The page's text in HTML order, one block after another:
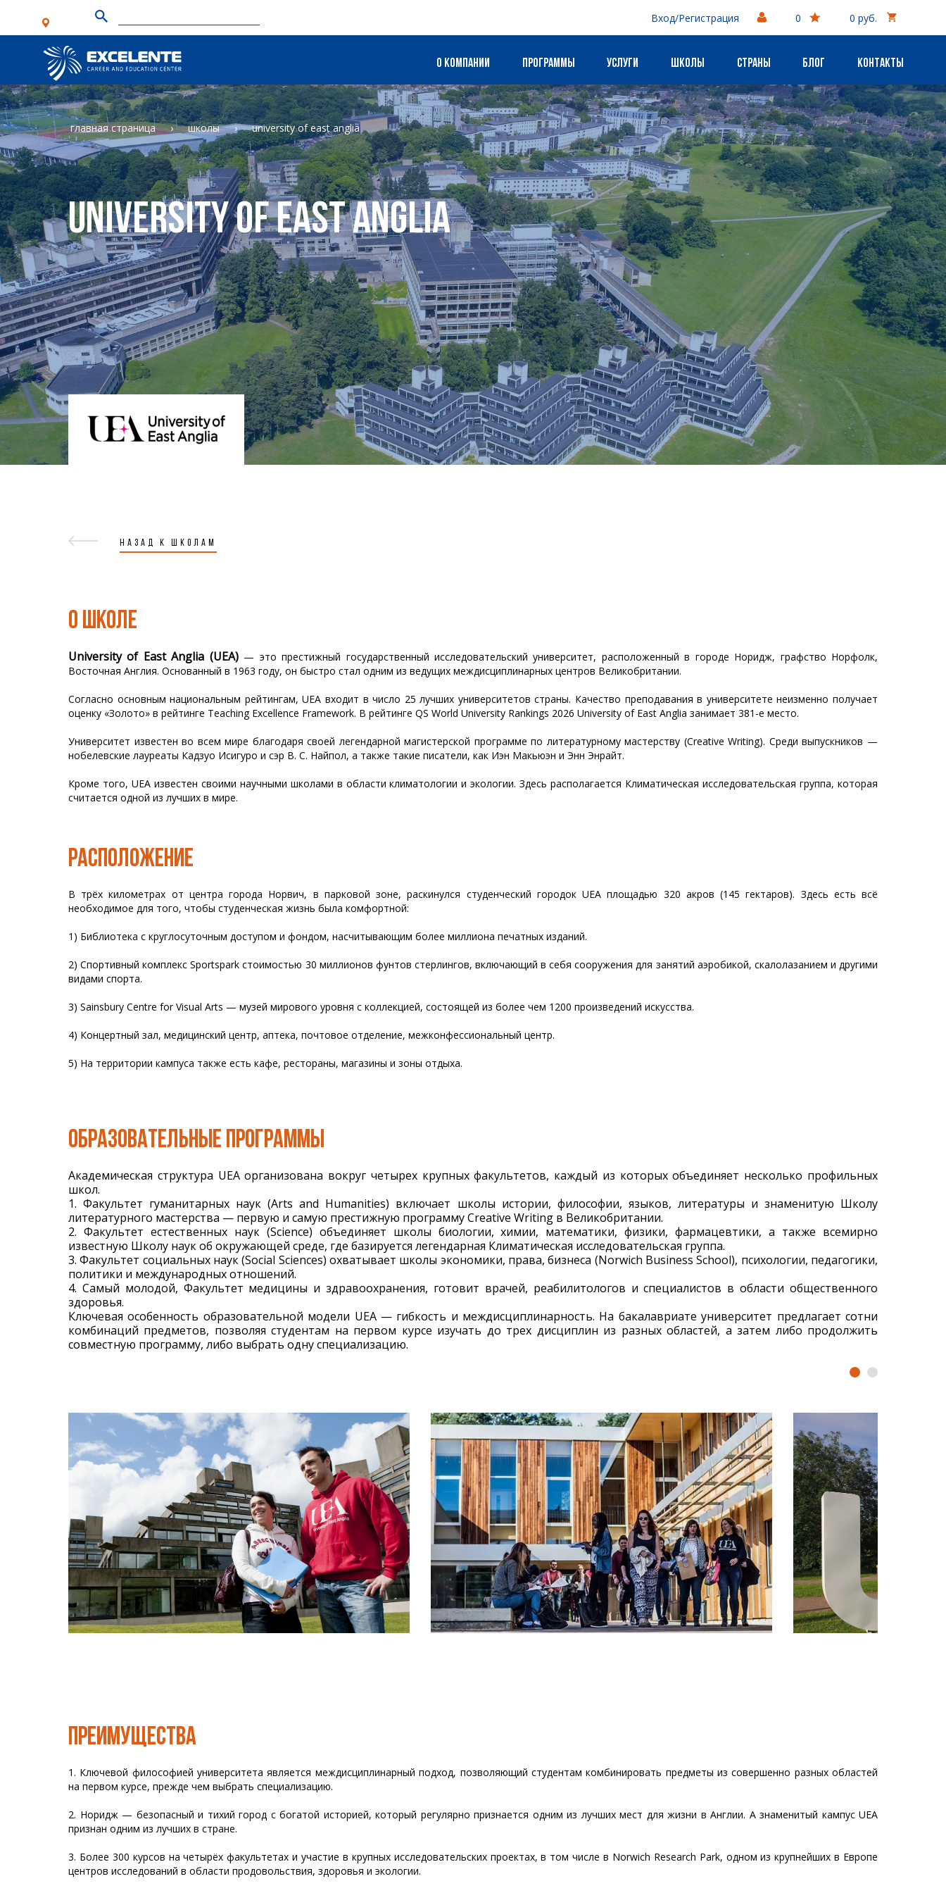
Вход/Регистрация 0 0 руб.
О компании Программы Услуги Школы Страны Блог Контакты
главная страница школы university of east anglia
University of East Anglia
НАЗАД К ШКОЛАМ
О ШКОЛЕ
University of East Anglia (UEA)— это престижный государственный исследовательский университет, расположенный в городе Норидж, графство Норфолк,
Восточная Англия. Основанный в 1963 году, он быстро стал одним из ведущих междисциплинарных центров Великобритании.
Согласно основным национальным рейтингам, UEA входит в число 25 лучших университетов страны. Качество преподавания в университете неизменно получает
оценку «Золото» в рейтинге Teaching Excellence Framework. В рейтинге QS World University Rankings 2026 University of East Anglia занимает 381-е место.
Университет известен во всем мире благодаря своей легендарной магистерской программе по литературному мастерству (Creative Writing). Среди выпускников —
нобелевские лауреаты Кадзуо Исигуро и сэр В. С. Найпол, а также такие писатели, как Иэн Макьюэн и Энн Энрайт.
Кроме того, UEA известен своими научными школами в области климатологии и экологии. Здесь располагается Климатическая исследовательская группа, которая
считается одной из лучших в мире.
РАСПОЛОЖЕНИЕ
В трёх километрах от центра города Норвич, в парковой зоне, раскинулся студенческий городок UEA площадью 320 акров (145 гектаров). Здесь есть всё
необходимое для того, чтобы студенческая жизнь была комфортной:
1) Библиотека с круглосуточным доступом и фондом, насчитывающим более миллиона печатных изданий.
2) Спортивный комплекс Sportspark стоимостью 30 миллионов фунтов стерлингов, включающий в себя сооружения для занятий аэробикой, скалолазанием и другими
видами спорта.
3) Sainsbury Centre for Visual Arts — музей мирового уровня с коллекцией, состоящей из более чем 1200 произведений искусства.
4) Концертный зал, медицинский центр, аптека, почтовое отделение, межконфессиональный центр.
5) На территории кампуса также есть кафе, рестораны, магазины и зоны отдыха.
ОБРАЗОВАТЕЛЬНЫЕ ПРОГРАММЫ
Академическая структура UEA организована вокруг четырех крупных факультетов, каждый из которых объединяет несколько профильных
школ.
1. Факультет гуманитарных наук (Arts and Humanities) включает школы истории, философии, языков, литературы и знаменитую Школу
литературного мастерства — первую и самую престижную программу Creative Writing в Великобритании.
2. Факультет естественных наук (Science) объединяет школы биологии, химии, математики, физики, фармацевтики, а также всемирно
известную Школу наук об окружающей среде, где базируется легендарная Климатическая исследовательская группа.
3. Факультет социальных наук (Social Sciences) охватывает школы экономики, права, бизнеса (Norwich Business School), психологии, педагогики,
политики и международных отношений.
4. Самый молодой, Факультет медицины и здравоохранения, готовит врачей, реабилитологов и специалистов в области общественного
здоровья.
Ключевая особенность образовательной модели UEA — гибкость и междисциплинарность. На бакалавриате университет предлагает сотни
комбинаций предметов, позволяя студентам на первом курсе изучать до трех дисциплин из разных областей, а затем либо продолжить
совместную программу, либо выбрать одну специализацию.
ПРЕИМУЩЕСТВА
1. Ключевой философией университета является междисциплинарный подход, позволяющий студентам комбинировать предметы из совершенно разных областей
на первом курсе, прежде чем выбрать специализацию.
2. Норидж — безопасный и тихий город с богатой историей, который регулярно признается одним из лучших мест для жизни в Англии. А знаменитый кампус UEA
признан одним из лучших в стране.
3. Более 300 курсов на четырёх факультетах и участие в крупных исследовательских проектах, в том числе в Norwich Research Park, одном из крупнейших в Европе
центров исследований в области продовольствия, здоровья и экологии.